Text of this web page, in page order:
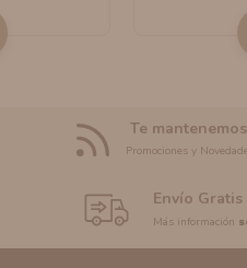
Te
Promociones y
Envío
Más información